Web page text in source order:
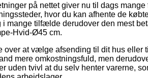
på nettet giver nu til dags
hvor du kan afhente de
i mange tilfælde derudover den mest
Hvid-Ø45 cm.
over at vælge afsending til dit hus eller
mere omkostningsfuld, men
uden tvivl at du selv henter varerne,